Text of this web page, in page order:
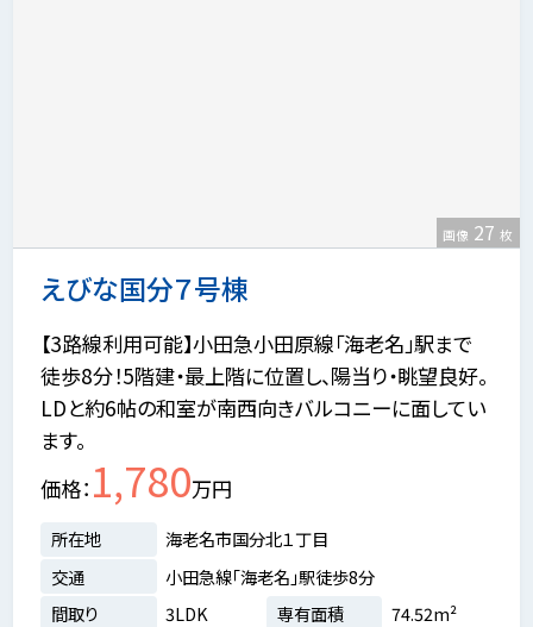
えびな国分７号棟
画像 27 枚
【3路線利用可能】小田急小田原線「海老名」駅まで
徒歩8分！5階建・最上階に位置し、陽当り・眺望良好。
LDと約6帖の和室が南西向きバルコニーに面してい
ます。
価格 1,780万円
所在地
海老名市国分北１丁目
交通
小田急線「海老名」駅徒歩8分
間取り
3LDK 専有面積
74.52m²